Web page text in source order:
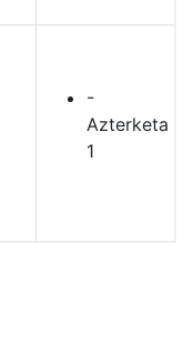
-
Azterketa
1